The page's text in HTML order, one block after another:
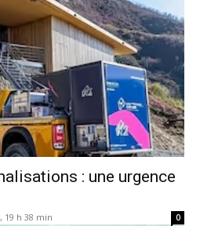
: une urgence
19 h 38 min 0